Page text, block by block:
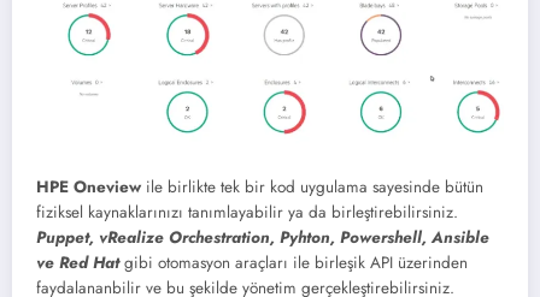
HPE Oneview ile birlikte tek bir kod uygulama sayesinde bütün
fiziksel kaynaklarınızı tanımlayabilir ya da birleştirebilirsiniz.
Puppet, vRealize Orchestration, Pyhton, Powershell, Ansible
ve Red Hatgibi otomasyon araçları ile birleşik API üzerinden
faydalananbilir ve bu şekilde yönetim gerçekleştirebilirsiniz.